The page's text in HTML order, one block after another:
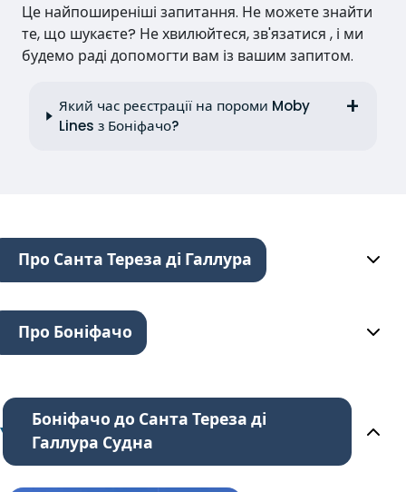
Це найпоширеніші запитання. Не можете знайти
те, що шукаєте? Не хвилюйтеся, зв'язатися , і ми
будемо раді допомогти вам із вашим запитом.
Який час реєстрації на пороми Moby
Lines з Боніфачо?
Про Санта Тереза ді Галлура
Про Боніфачо
Боніфачо до Санта Тереза ді
Галлура Судна